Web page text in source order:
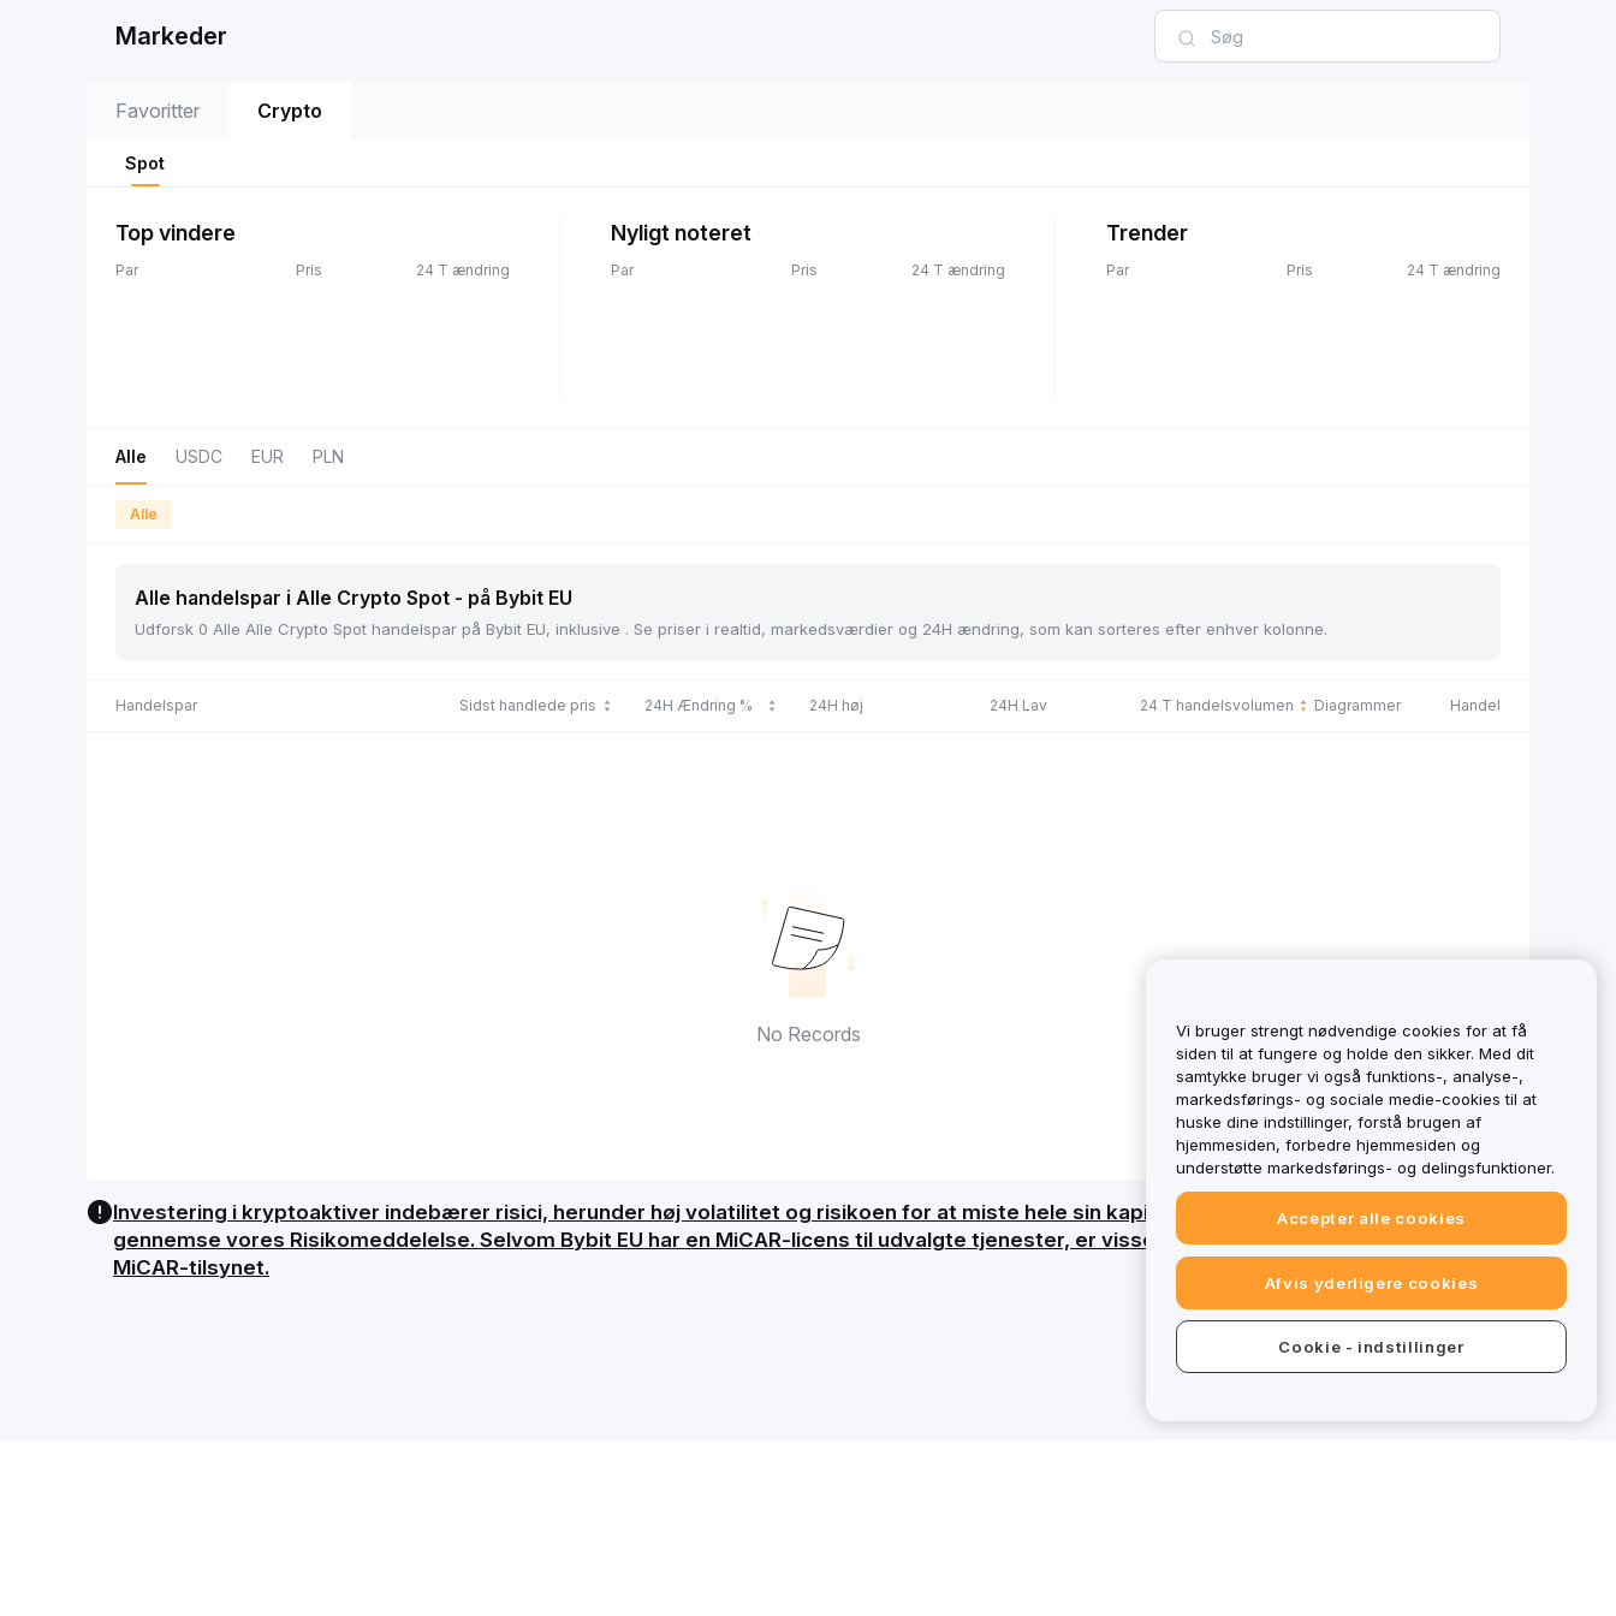
Markeder
Favoritter Crypto
Spot
Top vindere
Par Pris 24 T ændring
Nyligt noteret
Par Pris 24 T ændring
Trender
Par Pris 24 T ændring
Alle USDC EUR PLN
Alle
Alle handelspar i Alle Crypto Spot - på Bybit EU
Udforsk 0 Alle Alle Crypto Spot handelspar på Bybit EU, inklusive . Se priser i realtid, markedsværdier og 24H ændring, som kan sorteres efter enhver kolonne.
Handelspar Sidst handlede pris 24H Ændring % 24H høj 24H Lav 24 T handelsvolumen Diagrammer Handel
No Records
Investering i kryptoaktiver indebærer risici, herunder høj volatilitet og risikoen for at miste hele sin kapital. Få en detaljeret oversigt ved at
gennemse vores Risikomeddelelse. Selvom Bybit EU har en MiCAR-licens til udvalgte tjenester, er visse tilbud på bybit.eu ikke omfattet af
MiCAR-tilsynet.
Vi bruger strengt nødvendige cookies for at få
siden til at fungere og holde den sikker. Med dit
samtykke bruger vi også funktions-, analyse-,
markedsførings- og sociale medie-cookies til at
huske dine indstillinger, forstå brugen af
hjemmesiden, forbedre hjemmesiden og
understøtte markedsførings- og delingsfunktioner.
Accepter alle cookies
Afvis yderligere cookies
Cookie - indstillinger